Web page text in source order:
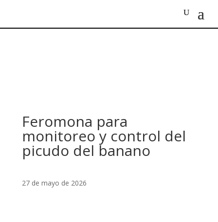
Feromona para
monitoreo y control del
picudo del banano
27 de mayo de 2026